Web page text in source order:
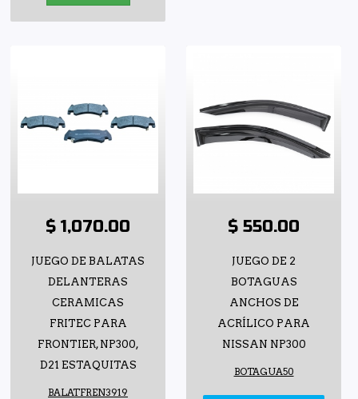
$ 1,070.00
JUEGO DE BALATAS
DELANTERAS
CERAMICAS
FRITEC PARA
FRONTIER, NP300,
D21 ESTAQUITAS
BALATFREN3919
$ 550.00
JUEGO DE 2
BOTAGUAS
ANCHOS DE
ACRÍLICO PARA
NISSAN NP300
BOTAGUA50